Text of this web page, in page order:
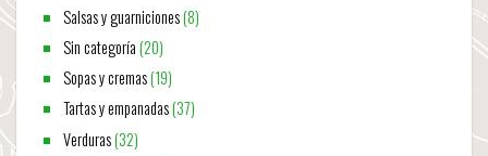
Salsas y guarniciones(8)
Sin categoría(20)
Sopas y cremas(19)
Tartas y empanadas(37)
Verduras(32)